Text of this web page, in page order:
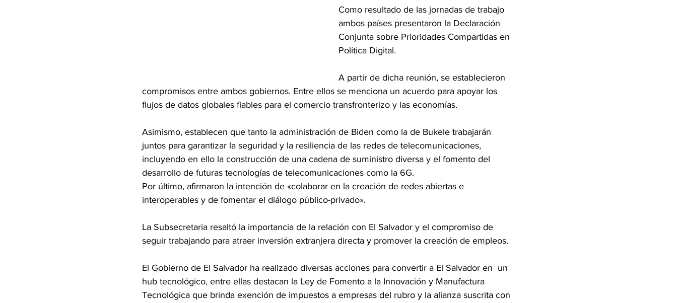
Como resultado de las jornadas de trabajo
ambos países presentaron la Declaración
Conjunta sobre Prioridades Compartidas en
Política Digital.
A partir de dicha reunión, se establecieron
compromisos entre ambos gobiernos. Entre ellos se menciona un acuerdo para apoyar los
flujos de datos globales fiables para el comercio transfronterizo y las economías.
Asimismo, establecen que tanto la administración de Biden como la de Bukele trabajarán
juntos para garantizar la seguridad y la resiliencia de las redes de telecomunicaciones,
incluyendo en ello la construcción de una cadena de suministro diversa y el fomento del
desarrollo de futuras tecnologías de telecomunicaciones como la 6G.
Por último, afirmaron la intención de «colaborar en la creación de redes abiertas e
interoperables y de fomentar el diálogo público-privado».
La Subsecretaria resaltó la importancia de la relación con El Salvador y el compromiso de
seguir trabajando para atraer inversión extranjera directa y promover la creación de empleos.
El Gobierno de El Salvador ha realizado diversas acciones para convertir a El Salvador en  un
hub tecnológico, entre ellas destacan la Ley de Fomento a la Innovación y Manufactura
Tecnológica que brinda exención de impuestos a empresas del rubro y la alianza suscrita con